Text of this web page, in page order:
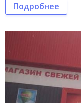
Подробнее